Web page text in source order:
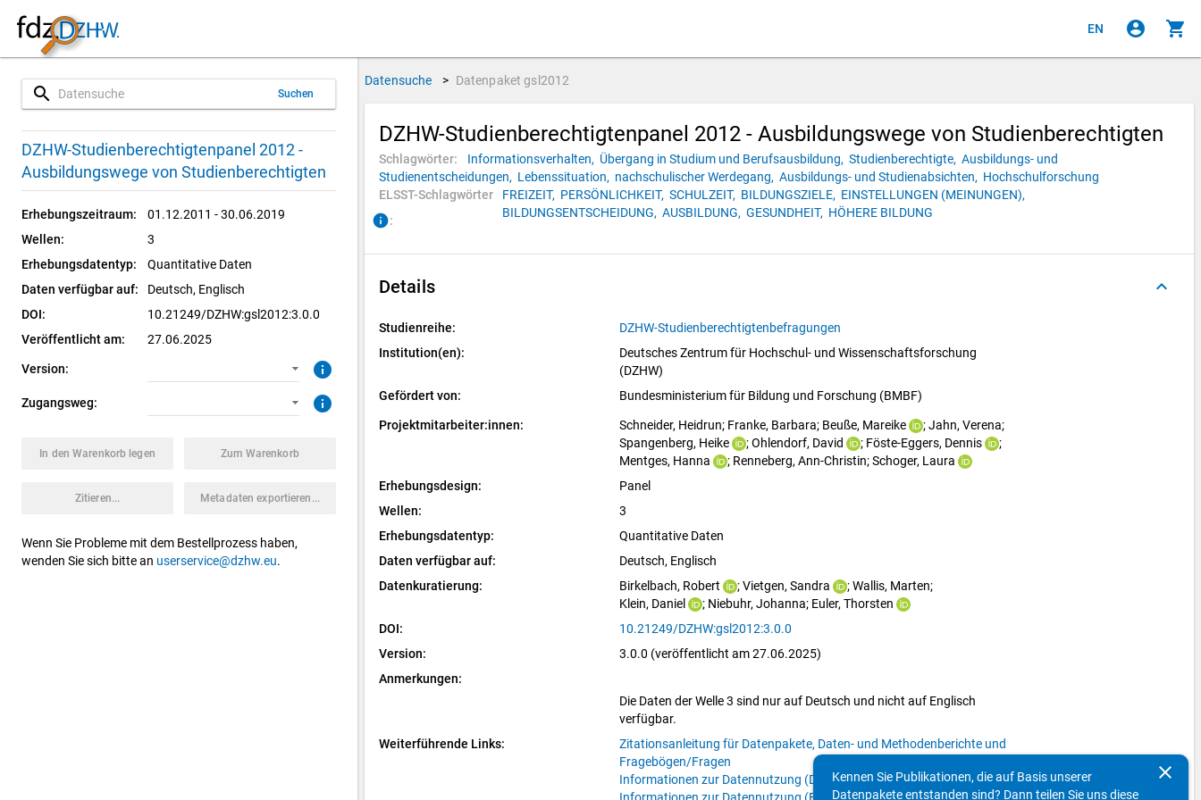
EN account_circle shopping_cart
search Suchen
DZHW-Studienberechtigtenpanel 2012 -
Ausbildungswege von Studienberechtigten
Erhebungszeitraum:
01.12.2011 - 30.06.2019
Wellen:
3
Erhebungsdatentyp:
Quantitative Daten
Daten verfügbar auf:
Deutsch, Englisch
DOI:
10.21249/DZHW:gsl2012:3.0.0
Veröffentlicht am:
27.06.2025
Version:
3.0.0 (aktuell)
2.0.0
1.0.1
1.0.0
info
Zugangsweg:
SUF: Remote-Desktop
SUF: On-Site
info
In den Warenkorb legen Zum Warenkorb
Zitieren... Metadaten exportieren...
Wenn Sie Probleme mit dem Bestellprozess haben,
wenden Sie sich bitte an userservice@dzhw.eu.
Datensuche > Datenpaketgsl2012
DZHW-Studienberechtigtenpanel 2012 - Ausbildungswege von Studienberechtigten
Schlagwörter: Informationsverhalten, Übergang in Studium und Berufsausbildung, Studienberechtigte, Ausbildungs- und
Studienentscheidungen, Lebenssituation, nachschulischer Werdegang, Ausbildungs- und Studienabsichten, Hochschulforschung
ELSST-Schlagwörter
info:
FREIZEIT, PERSÖNLICHKEIT, SCHULZEIT, BILDUNGSZIELE, EINSTELLUNGEN (MEINUNGEN),
BILDUNGSENTSCHEIDUNG, AUSBILDUNG, GESUNDHEIT, HÖHERE BILDUNG
Details keyboard_arrow_up
Studienreihe:
DZHW-Studienberechtigtenbefragungen
Institution(en):
Deutsches Zentrum für Hochschul- und Wissenschaftsforschung
(DZHW)
Gefördert von:
Bundesministerium für Bildung und Forschung (BMBF)
Projektmitarbeiter:innen: Schneider, Heidrun; Franke, Barbara; Beuße, Mareike ; Jahn, Verena;
Spangenberg, Heike
; Ohlendorf, David ; Föste-Eggers, Dennis
;
Mentges, Hanna
; Renneberg, Ann-Christin; Schoger, Laura
Erhebungsdesign:
Panel
Wellen:
3
Erhebungsdatentyp:
Quantitative Daten
Daten verfügbar auf:
Deutsch, Englisch
Datenkuratierung:
Birkelbach, Robert ; Vietgen, Sandra ; Wallis, Marten;
Klein, Daniel
; Niebuhr, Johanna; Euler, Thorsten
DOI:
10.21249/DZHW:gsl2012:3.0.0
Version:
3.0.0 (veröffentlicht am 27.06.2025)
Anmerkungen:
Die Daten der Welle 3 sind nur auf Deutsch und nicht auf Englisch
verfügbar.
Weiterführende Links:
Zitationsanleitung für Datenpakete, Daten- und Methodenberichte und
Fragebögen/Fragen
Informationen zur Datennutzung (Deutsch)
clear
Kennen Sie Publikationen, die auf Basis unserer
Datenpakete entstanden sind? Dann teilen Sie uns diese